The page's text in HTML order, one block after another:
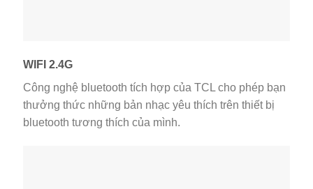
WIFI 2.4G
Công nghệ bluetooth tích hợp của TCL cho phép bạn
thưởng thức những bản nhạc yêu thích trên thiết bị
bluetooth tương thích của mình.